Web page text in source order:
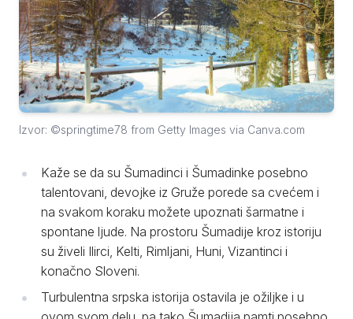
Izvor: ©springtime78 from Getty Images via Canva.com
Kaže se da su Šumadinci i Šumadinke posebno
talentovani, devojke iz Gruže porede sa cvećem i
na svakom koraku možete upoznati šarmatne i
spontane ljude. Na prostoru Šumadije kroz istoriju
su živeli Ilirci, Kelti, Rimljani, Huni, Vizantinci i
konačno Sloveni.
Turbulentna srpska istorija ostavila je ožiljke i u